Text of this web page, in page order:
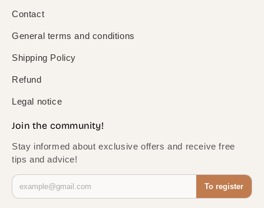
Contact
General terms and conditions
Shipping Policy
Refund
Legal notice
Join the community!
Stay informed about exclusive offers and receive free
tips and advice!
To register